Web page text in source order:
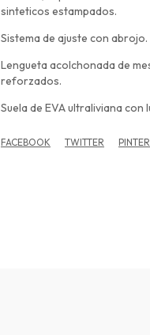
sinteticos estampados.
Sistema de ajuste con abrojo.
Lengueta acolchonada de
reforzados.
Suela de EVA ultraliviana con
FACEBOOK TWITTER